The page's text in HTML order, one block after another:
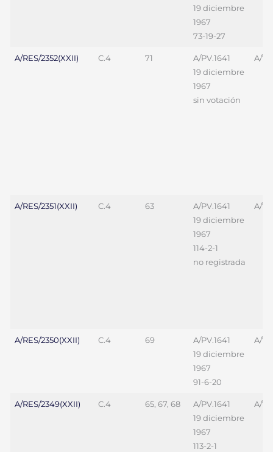
19 diciembre
1967
73-19-27
A/RES/2352(XXII) C.4 71
A/PV.1641
19 diciembre
1967
sin votación
A/
A/RES/2351(XXII) C.4 63
A/PV.1641
19 diciembre
1967
114-2-1
no registrada
A/
A/RES/2350(XXII) C.4 69
A/PV.1641
19 diciembre
1967
91-6-20
A/
A/RES/2349(XXII) C.4 65, 67, 68
A/PV.1641
19 diciembre
1967
113-2-1
A/